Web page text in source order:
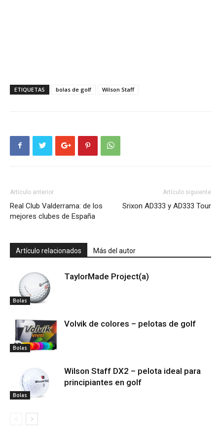
ETIQUETAS bolas de golf Wilson Staff
Artículo anterior
Real Club Valderrama: de los
mejores clubes de España
Artículo siguiente
Srixon AD333 y AD333 Tour
Artículo relacionados Más del autor
Bolas
TaylorMade Project(a)
Bolas
Volvik de colores – pelotas de golf
Bolas
Wilson Staff DX2 – pelota ideal para
principiantes en golf